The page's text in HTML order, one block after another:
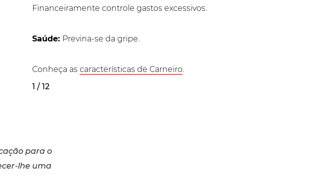
Financeiramente controle gastos excessivos.
Saúde: Previna-se da gripe.
Conheça as características de Carneiro
1 / 12
para o
lhe uma